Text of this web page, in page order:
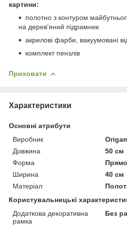
картини:
полотно з контуром
на дерев'яний підрамник
акрилові фарби, вакуумовані
комплект пензлів
Приховати
Характеристики
Основні атрибути
Виробник
Довжина
50 см
Форма
Ширина
40 см
Матеріал
Користувальницькі
Додаткова декоративна
рамка
Без